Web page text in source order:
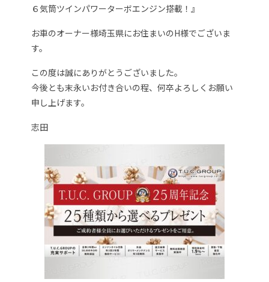
６気筒ツインパワーターボエンジン搭載！』
お車のオーナー様埼玉県にお住まいのH様でございま
す。
この度は誠にありがとうございました。
今後とも末永いお付き合いの程、何卒よろしくお願い
申し上げます。
志田